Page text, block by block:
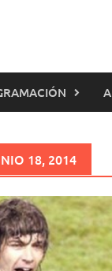
18, 2014